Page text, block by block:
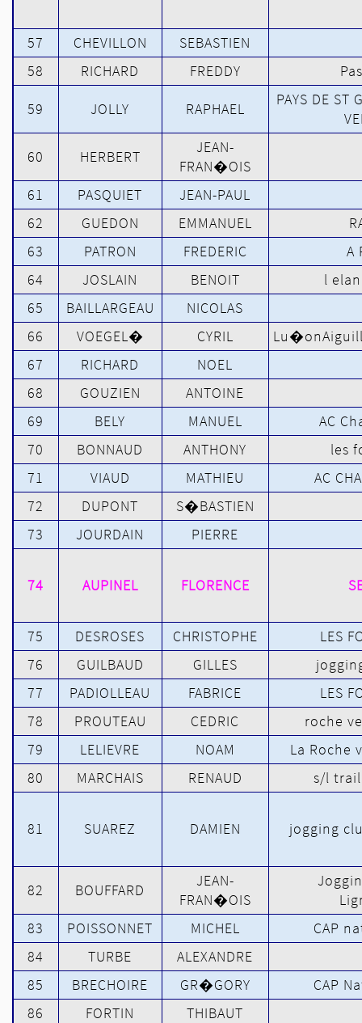
57 CHEVILLON
SEBASTIEN
58
RICHARD FREDDY
59 JOLLY RAPHAEL
PAYS DE ST
60 HERBERT
JEAN-
FRAN�OIS
61
PASQUIET
JEAN-PAUL
62
GUEDON EMMANUEL
63
PATRON FREDERIC
A
64
JOSLAIN BENOIT
l
65
BAILLARGEAU
NICOLAS
66
VOEGEL� CYRIL
67
RICHARD
NOEL
68
GOUZIEN
ANTOINE
69
BELY MANUEL
AC
70
BONNAUD ANTHONY
les
71
VIAUD MATHIEU
AC
72
DUPONT
S�BASTIEN
73
JOURDAIN PIERRE
74 AUPINEL FLORENCE
75 DESROSES CHRISTOPHE
LES
76
GUILBAUD GILLES
77
PADIOLLEAU FABRICE
LES
78
PROUTEAU CEDRIC
roche
79
LELIEVRE NOAM
La
80
MARCHAIS RENAUD s/l
81 SUAREZ DAMIEN jogging
82 BOUFFARD
JEAN-
FRAN�OIS
83
POISSONNET MICHEL
CAP
84
TURBE
ALEXANDRE
85
BRECHOIRE GR�GORY
CAP
86
FORTIN
THIBAUT